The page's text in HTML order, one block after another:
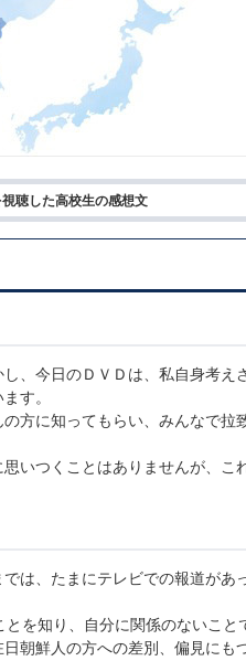
聴した高校生の感想文
、今日のＤＶＤは、私自身考え
す。
方に知ってもらい、みんなで拉
いつくことはありませんが、こ
は、たまにテレビでの報道があ
を知り、自分に関係のないこと
朝鮮人の方への差別、偏見にも